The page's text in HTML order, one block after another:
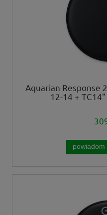
Aquarian Response
12-14 +
powiadom